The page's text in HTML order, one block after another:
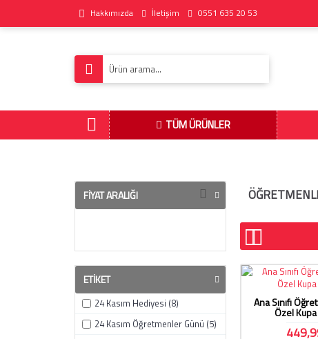
Hakkımızda İletişim 0551 635 20 53
TÜM ÜRÜNLER
FIYAT ARALIĞI
ETIKET
24 Kasım Hediyesi (8)
24 Kasım Öğretmenler Günü (5)
Ana Sınıfı
Özel